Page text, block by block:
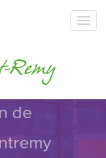
de